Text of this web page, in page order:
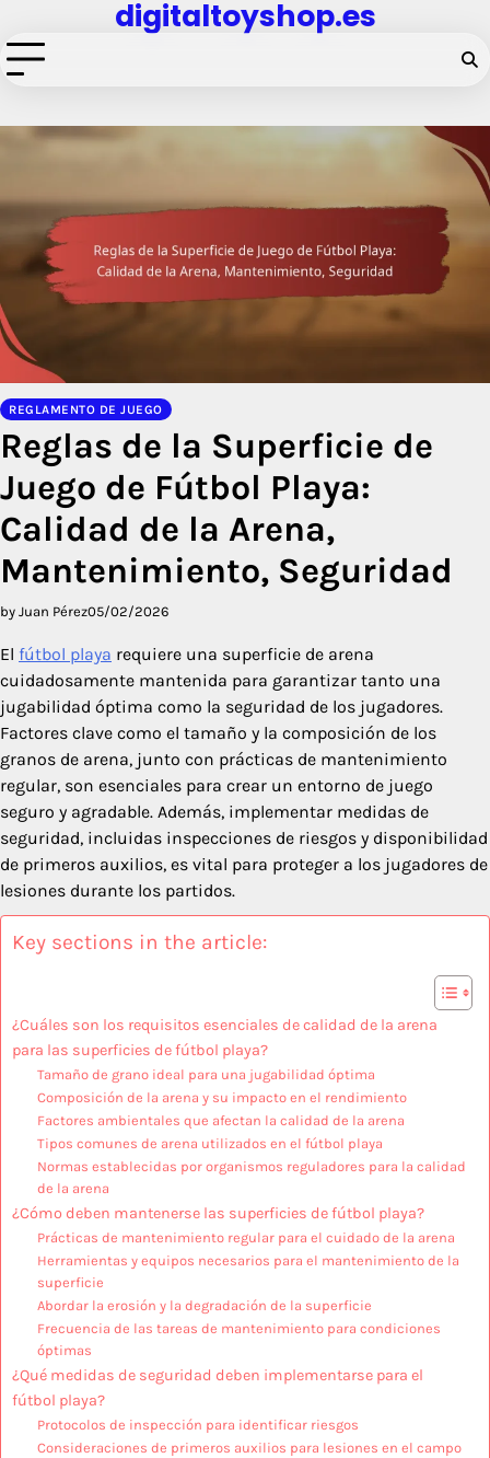
to
content
digitaltoyshop.es
REGLAMENTO DE JUEGO
Reglas de la Superficie de
Juego de Fútbol Playa:
Calidad de la Arena,
Mantenimiento, Seguridad
by Juan Pérez05/02/2026
El fútbol playa requiere una superficie de arena
cuidadosamente mantenida para garantizar tanto una
jugabilidad óptima como la seguridad de los jugadores.
Factores clave como el tamaño y la composición de los
granos de arena, junto con prácticas de mantenimiento
regular, son esenciales para crear un entorno de juego
seguro y agradable. Además, implementar medidas de
seguridad, incluidas inspecciones de riesgos y disponibilidad
de primeros auxilios, es vital para proteger a los jugadores de
lesiones durante los partidos.
Key sections in the article:
¿Cuáles son los requisitos esenciales de calidad de la arena
para las superficies de fútbol playa?
Tamaño de grano ideal para una jugabilidad óptima
Composición de la arena y su impacto en el rendimiento
Factores ambientales que afectan la calidad de la arena
Tipos comunes de arena utilizados en el fútbol playa
Normas establecidas por organismos reguladores para la calidad
de la arena
¿Cómo deben mantenerse las superficies de fútbol playa?
Prácticas de mantenimiento regular para el cuidado de la arena
Herramientas y equipos necesarios para el mantenimiento de la
superficie
Abordar la erosión y la degradación de la superficie
Frecuencia de las tareas de mantenimiento para condiciones
óptimas
¿Qué medidas de seguridad deben implementarse para el
fútbol playa?
Protocolos de inspección para identificar riesgos
Consideraciones de primeros auxilios para lesiones en el campo